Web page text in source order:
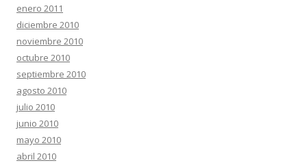
enero 2011
diciembre 2010
noviembre 2010
octubre 2010
septiembre 2010
agosto 2010
julio 2010
junio 2010
mayo 2010
abril 2010